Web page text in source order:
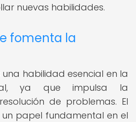
nuevas habilidades.
fomenta la
habilidad esencial en la
ya que impulsa la
de problemas. El
papel fundamental en el